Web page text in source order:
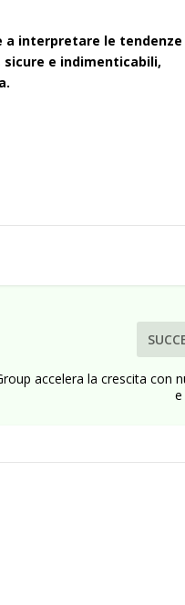
a interpretare le tendenze
e indimenticabili,
accelera la crescita con